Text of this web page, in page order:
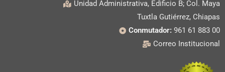
Unidad Administrativa, Edificio B; Col. Maya
Tuxtla Gutiérrez, Chiapas
Conmutador: 961 61 883 00
Correo Institucional